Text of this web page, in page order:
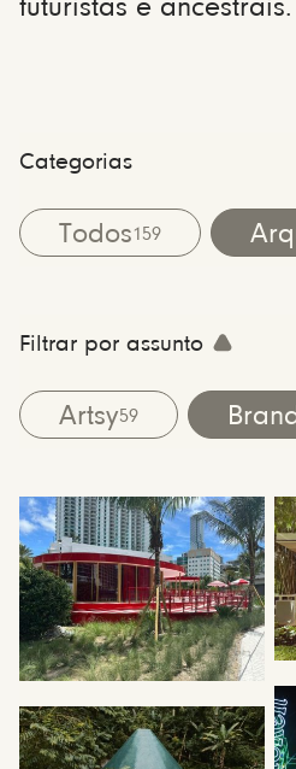
futuristas e ancestrais.
Categorias
Todos159
Filtrar por assunto
Artsy59